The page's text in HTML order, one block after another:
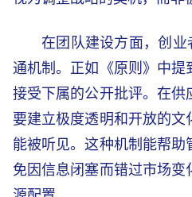
在团队建设方面，创业
通机制。正如《原则》中提
接受下属的公开批评。在供
要建立极度透明和开放的
能被听见。这种机制能帮
免因信息闭塞而错过市场